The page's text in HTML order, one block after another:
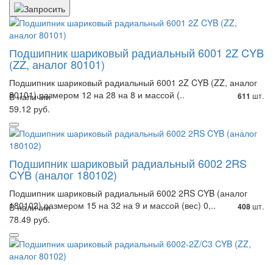
Подшипник шариковый радиальный 6001 2Z CYB
(ZZ, аналог 80101)
Подшипник шариковый радиальный 6001 2Z CYB (ZZ, аналог
80101) размером 12 на 28 на 8 и массой (..
В наличии 611 шт.
59.12 руб.
Подшипник шариковый радиальный 6002 2RS
CYB (аналог 180102)
Подшипник шариковый радиальный 6002 2RS CYB (аналог
180102) размером 15 на 32 на 9 и массой (вес) 0,..
В наличии 408шт.
78.49 руб.